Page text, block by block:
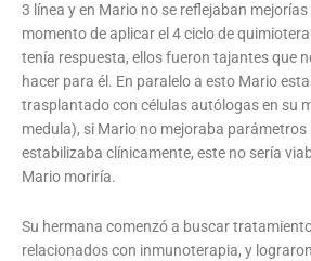
3 línea y en Mario no se reflejaban mejorías
momento de aplicar el 4 ciclo de
tenía respuesta, ellos fueron tajantes que
hacer para él. En paralelo a esto Mario
trasplantado con células autólogas en su
medula), si Mario no mejoraba parámetros
estabilizaba clínicamente, este no sería
Mario moriría.
Su hermana comenzó a buscar
relacionados con inmunoterapia, y